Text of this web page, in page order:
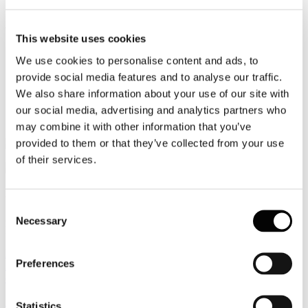
This website uses cookies
We use cookies to personalise content and ads, to
provide social media features and to analyse our traffic.
We also share information about your use of our site with
our social media, advertising and analytics partners who
may combine it with other information that you’ve
provided to them or that they’ve collected from your use
of their services.
Selection
Necessary
Preferences
Statistics
ottobre al 5 novembre 2012)
Dettagli
Categoria:Astoi
Pubblicato: 12 Novembre 2012
NewsOnLine
Astoi alle agenzie di viaggi: servono regole sul tailor made –
L'Agenzia di Viaggi giornale on line
http://www.astoi.it/press/rassegna-articoli-astoi/299-novembre-
2012/10112-lagenzia-di-viaggi-giornale-on-line-astoi-alle-agenzie-
Leggi tutto...